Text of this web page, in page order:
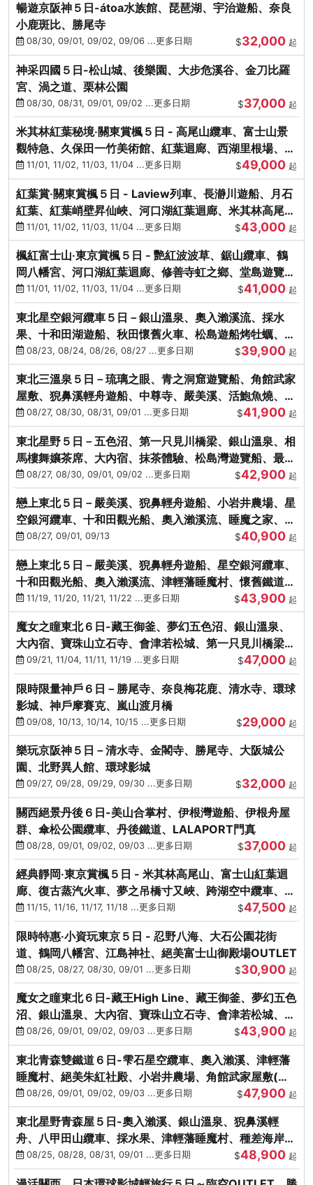
暢遊京阪神５日-átoa水族館、琵琶湖、宇治遊船、奈良
小鹿斑比、勝尾寺
08/30, 09/01, 09/02, 09/06 ...更多日期 $32,000 起
神采四國５日-松山城、後樂園、大步危溪谷、金刀比羅
宮、渦之道、栗林公園
08/30, 08/31, 09/01, 09/02 ...更多日期 $37,000 起
米其林紅葉秘境‧關東賞楓５日 - 高尾山纜車、富士山景
觀特急、久保田一竹美術館、紅葉迴廊、西湖里根場、銀
杏大道
11/01, 11/02, 11/03, 11/04 ...更多日期 $49,000 起
紅葉賞‧關東賞楓５日 - Laview列車、長瀞川遊船、月石
紅葉、紅葉峭壁昇仙峽、河口湖紅葉迴廊、米其林高尾
山、海鮮盛宴
11/01, 11/02, 11/03, 11/04 ...更多日期 $43,000 起
楓紅富士山‧東京賞楓５日 - 艷紅波波草、鋸山纜車、鶴
岡八幡宮、河口湖紅葉迴廊、修善寺虹之鄉、堂島遊覽
船、熱海梅園
11/01, 11/02, 11/03, 11/04 ...更多日期 $41,000 起
東北星空銀河纜車５日－銀山溫泉、奧入瀨溪流、採水
果、十和田湖遊船、秋田懷舊火車、松島遊船烤牡蠣、嚴
美溪、螃蟹本家
08/23, 08/24, 08/26, 08/27 ...更多日期 $39,900 起
東北三溫泉５日－琉璃之眼、青之洞窟遊覽船、角館武家
屋敷、猊鼻溪輕舟遊船、中尊寺、嚴美溪、活鮑魚燒、烤
牡蠣、握壽司體驗
08/27, 08/30, 08/31, 09/01 ...更多日期 $41,900 起
東北星野５日－五色沼、第一只見川橋梁、銀山溫泉、相
馬樓舞孃茶席、大內宿、抹茶體驗、松島灣遊覽船、最上
川輕舟、螃蟹御膳
08/27, 08/30, 09/01, 09/02 ...更多日期 $42,900 起
戀上東北５日－嚴美溪、猊鼻輕舟遊船、小岩井農場、星
空銀河纜車、十和田觀光船、奧入瀨溪流、睡魔之家、朱
紅社殿（仙台／青森）
08/27, 09/01, 09/13 $40,900 起
戀上東北５日－嚴美溪、猊鼻輕舟遊船、星空銀河纜車、
十和田觀光船、奧入瀨溪流、津輕藩睡魔村、懷舊鐵道
（青森／仙台）
11/19, 11/20, 11/21, 11/22 ...更多日期 $43,900 起
魔女之瞳東北６日-藏王御釜、夢幻五色沼、銀山溫泉、
大內宿、寶珠山立石寺、會津若松城、第一只見川橋梁、
燒肉吃到飽
09/21, 11/04, 11/11, 11/19 ...更多日期 $47,000 起
限時限量神戶６日－勝尾寺、奈良梅花鹿、清水寺、環球
影城、神戶摩賽克、嵐山渡月橋
09/08, 10/13, 10/14, 10/15 ...更多日期 $29,000 起
樂玩京阪神５日－清水寺、金閣寺、勝尾寺、大阪城公
園、北野異人館、環球影城
09/27, 09/28, 09/29, 09/30 ...更多日期 $32,000 起
關西絕景丹後６日-美山合掌村、伊根灣遊船、伊根舟屋
群、傘松公園纜車、丹後鐵道、LALAPORT門真
08/28, 09/01, 09/02, 09/03 ...更多日期 $37,000 起
經典靜岡‧東京賞楓５日 - 米其林高尾山、富士山紅葉迴
廊、復古蒸汽火車、夢之吊橋寸又峽、跨湖空中纜車、抹
茶體驗、三溪園
11/15, 11/16, 11/17, 11/18 ...更多日期 $47,500 起
限時特惠‧小資玩東京５日 - 忍野八海、大石公園花街
道、鶴岡八幡宮、江島神社、絕美富士山御殿場OUTLET
08/25, 08/27, 08/30, 09/01 ...更多日期 $30,900 起
魔女之瞳東北６日-藏王High Line、藏王御釜、夢幻五色
沼、銀山溫泉、大內宿、寶珠山立石寺、會津若松城、燒
肉吃到飽
08/26, 09/01, 09/02, 09/03 ...更多日期 $43,900 起
東北青森雙鐵道６日-雫石星空纜車、奧入瀨溪、津輕藩
睡魔村、絕美朱紅社殿、小岩井農場、角館武家屋敷(不
進免稅店)
08/26, 09/01, 09/02, 09/03 ...更多日期 $47,900 起
東北星野青森屋５日-奧入瀨溪、銀山溫泉、猊鼻溪輕
舟、八甲田山纜車、採水果、津輕藩睡魔村、種差海岸、
法式料理(不進免稅店)
08/25, 08/28, 08/31, 09/01 ...更多日期 $48,900 起